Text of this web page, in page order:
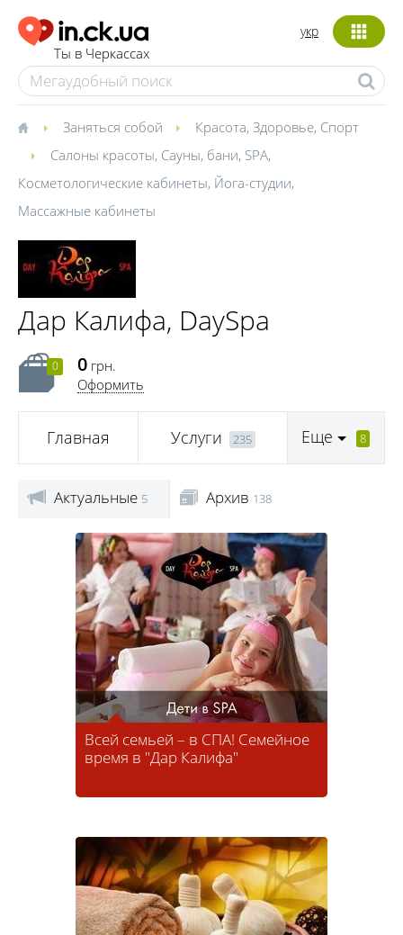
Ты в Черкассах
укр
Заняться собой Красота, Здоровье, Спорт
Салоны красоты, Сауны, бани, SPA,
Косметологические кабинеты, Йога-студии,
Массажные кабинеты
Дар Калифа, DaySpa
0 0 грн.
Оформить
Главная Услуги 235 Еще 8
Актуальные 5 Архив 138
Всей семьей – в СПА! Семейное
время в "Дар Калифа"